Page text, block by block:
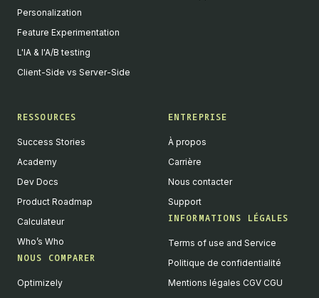
Personalization
Feature Experimentation
L'IA & l'A/B testing
Client-Side vs Server-Side
RESSOURCES
Success Stories
Academy
Dev Docs
Product Roadmap
Calculateur
Who’s Who
NOUS COMPARER
Optimizely
ENTREPRISE
À propos
Carrière
Nous contacter
Support
INFORMATIONS LÉGALES
Terms of use and Service
Politique de confidentialité
Mentions légales CGV CGU